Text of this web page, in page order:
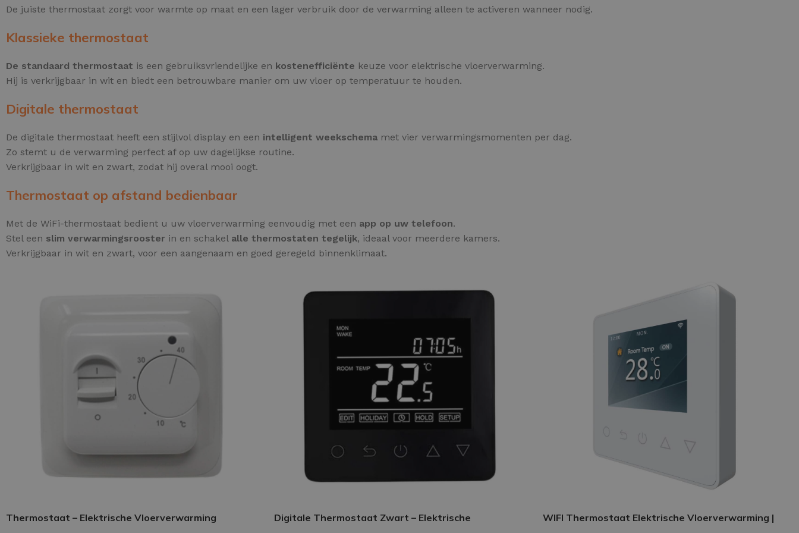
De juiste thermostaat zorgt voor warmte op maat en een lager verbruik door de verwarming alleen te activeren wanneer nodig.
Klassieke thermostaat
De standaard thermostaat is een gebruiksvriendelijke en kostenefficiënte keuze voor elektrische vloerverwarming.
Hij is verkrijgbaar in wit en biedt een betrouwbare manier om uw vloer op temperatuur te houden.
Digitale thermostaat
De digitale thermostaat heeft een stijlvol display en een intelligent weekschema met vier verwarmingsmomenten per dag.
Zo stemt u de verwarming perfect af op uw dagelijkse routine.
Verkrijgbaar in wit en zwart, zodat hij overal mooi oogt.
Thermostaat op afstand bedienbaar
Met de WiFi-thermostaat bedient u uw vloerverwarming eenvoudig met een app op uw telefoon.
Stel een slim verwarmingsrooster in en schakel alle thermostaten tegelijk, ideaal voor meerdere kamers.
Verkrijgbaar in wit en zwart, voor een aangenaam en goed geregeld binnenklimaat.
Thermostaat – Elektrische Vloerverwarming
Digitale Thermostaat Zwart – Elektrische
WIFI Thermostaat Elektrische Vloerverwarming |